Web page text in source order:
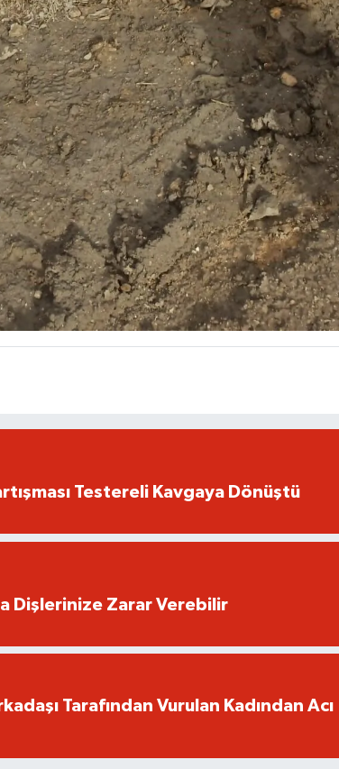
Testereli Kavgaya Dönüştü
Dişlerinize Zarar Verebilir
Tarafından Vurulan Kadından Acı